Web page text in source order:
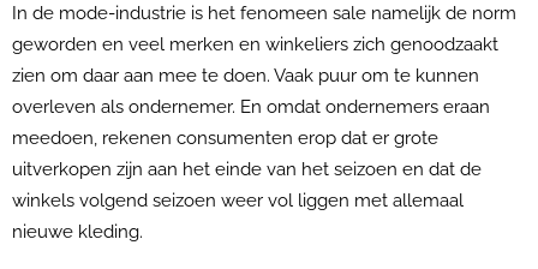
In de mode-industrie is het fenomeen sale namelijk de norm
geworden en veel merken en winkeliers zich genoodzaakt
zien om daar aan mee te doen. Vaak puur om te kunnen
overleven als ondernemer. En omdat ondernemers eraan
meedoen, rekenen consumenten erop dat er grote
uitverkopen zijn aan het einde van het seizoen en dat de
winkels volgend seizoen weer vol liggen met allemaal
nieuwe kleding.